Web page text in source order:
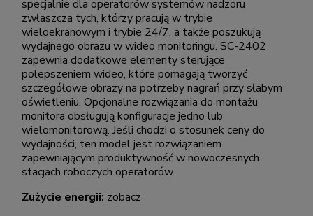
specjalnie dla operatorów systemów nadzoru
zwłaszcza tych, którzy pracują w trybie
wieloekranowym i trybie 24/7, a także poszukują
wydajnego obrazu w wideo monitoringu. SC-2402
zapewnia dodatkowe elementy sterujące
polepszeniem wideo, które pomagają tworzyć
szczegółowe obrazy na potrzeby nagrań przy słabym
oświetleniu. Opcjonalne rozwiązania do montażu
monitora obsługują konfiguracje jedno lub
wielomonitorową. Jeśli chodzi o stosunek ceny do
wydajności, ten model jest rozwiązaniem
zapewniającym produktywność w nowoczesnych
stacjach roboczych operatorów.
Zużycie energii: zobacz